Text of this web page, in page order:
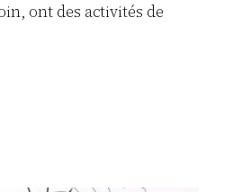
ont des activités de